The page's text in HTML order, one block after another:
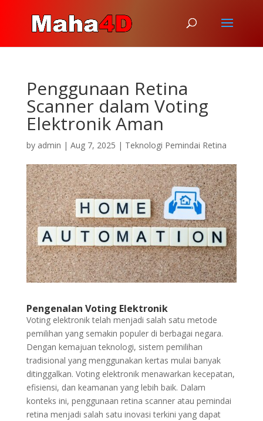
Penggunaan Retina
Scanner dalam Voting
Elektronik Aman
by admin | Aug 7, 2025 | Teknologi Pemindai Retina
Pengenalan Voting Elektronik
Voting elektronik telah menjadi salah satu metode
pemilihan yang semakin populer di berbagai negara.
Dengan kemajuan teknologi, sistem pemilihan
tradisional yang menggunakan kertas mulai banyak
ditinggalkan. Voting elektronik menawarkan kecepatan,
efisiensi, dan keamanan yang lebih baik. Dalam
konteks ini, penggunaan retina scanner atau pemindai
retina menjadi salah satu inovasi terkini yang dapat